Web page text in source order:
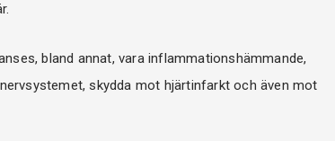
bland annat, vara inflammationshämmande,
skydda mot hjärtinfarkt och även mot